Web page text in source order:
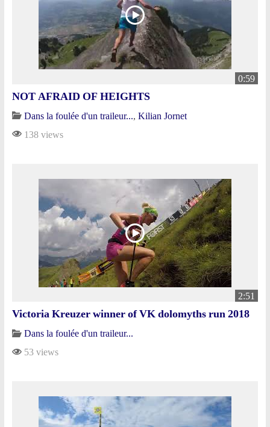
0:59
NOT AFRAID OF HEIGHTS
Dans la foulée d'un traileur...
Kilian Jornet
138 views
2:51
Victoria Kreuzer winner of VK dolomyths run 2018
Dans la foulée d'un traileur...
53 views